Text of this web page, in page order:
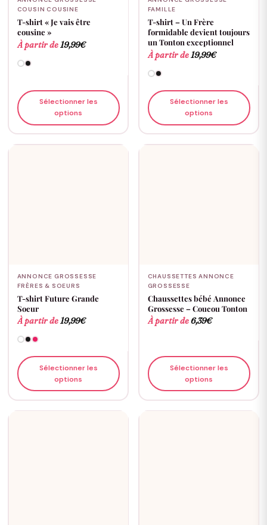
COUSIN COUSINE
T-shirt « Je vais être
cousine »
À partir de19,99€
Sélectionner les
options
FAMILLE
T-shirt – Un Frère
formidable devient toujours
un Tonton exceptionnel
À partir de19,99€
Sélectionner les
options
ANNONCE GROSSESSE
FRÈRES & SOEURS
T-shirt Future Grande
Soeur
À partir de19,99€
Sélectionner les
options
CHAUSSETTES ANNONCE
GROSSESSE
Chaussettes bébé Annonce
Grossesse – Coucou Tonton
À partir de6,39€
Sélectionner les
options